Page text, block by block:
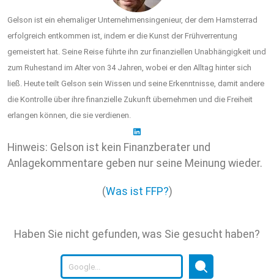
Gelson ist ein ehemaliger Unternehmensingenieur, der dem Hamsterrad
erfolgreich entkommen ist, indem er die Kunst der Frühverrentung
gemeistert hat. Seine Reise führte ihn zur finanziellen Unabhängigkeit und
zum Ruhestand im Alter von 34 Jahren, wobei er den Alltag hinter sich
ließ. Heute teilt Gelson sein Wissen und seine Erkenntnisse, damit andere
die Kontrolle über ihre finanzielle Zukunft übernehmen und die Freiheit
erlangen können, die sie verdienen.
Hinweis: Gelson ist kein Finanzberater und
Anlagekommentare geben nur seine Meinung wieder.
(Was ist FFP?)
Haben Sie nicht gefunden, was Sie gesucht haben?